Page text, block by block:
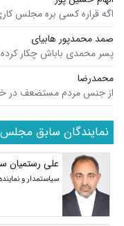
اگه قراره کسی بره مجلس
صمد محمدپور هابیای
پسر محمدی باباش چکار
محمدرضا
از جنس مردم مستضعف در
نمایندگان سابق مجلس
علی رستمیان
سیاستمدار و